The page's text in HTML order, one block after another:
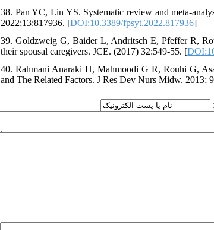
38. Pan YC, Lin YS. Systematic review and meta-
2022;13:817936. [DOI:10.3389/fpsyt.2022.817936]
39. Goldzweig G, Baider L, Andritsch E, Pfeffer R,
their spousal caregivers. JCE. (2017) 32:549-55. [
40. Rahmani Anaraki H, Mahmoodi G R, Rouhi G,
and The Related Factors. J Res Dev Nurs Midw. 2013;